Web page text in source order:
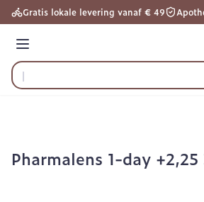
Ga naar de inhoud
Gratis lokale levering vanaf € 49
Menu
Product, merk, categorie...
Pharmalens 1-day +2,25